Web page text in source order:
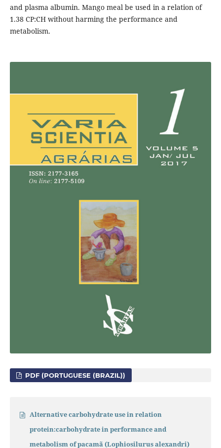
and plasma albumin. Mango meal be used in a relation of
1.38 CP:CH without harming the performance and
metabolism.
PDF (PORTUGUESE (BRAZIL))
Alternative carbohydrate use in relation
protein:carbohydrate in performance and
metabolism of pacamã (Lophiosilurus alexandri)